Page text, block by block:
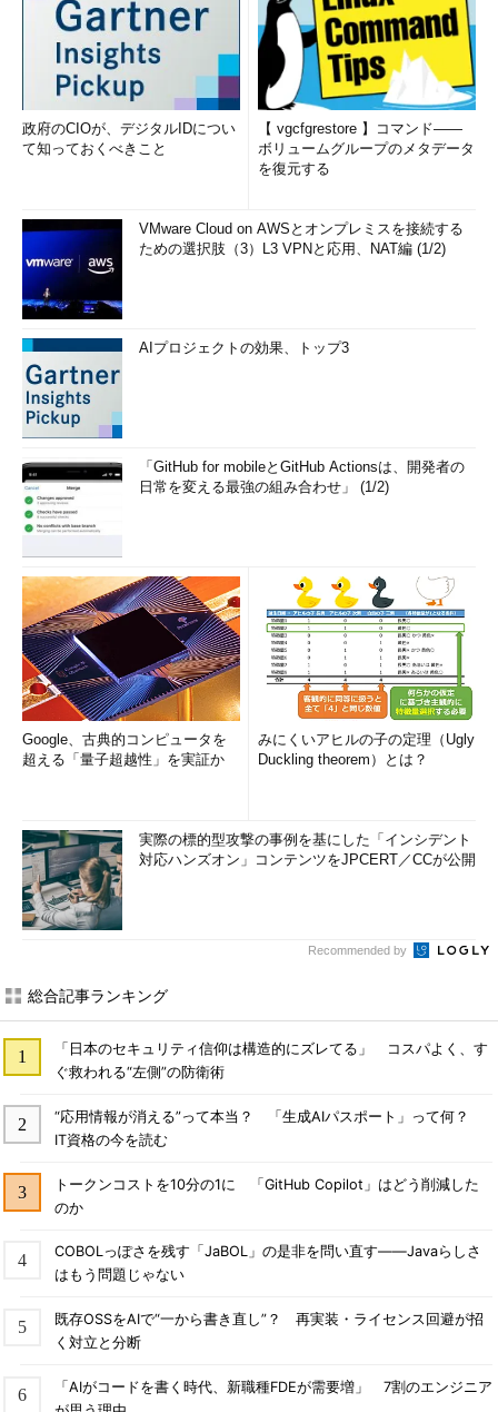
政府のCIOが、デジタルIDについ
て知っておくべきこと
【 vgcfgrestore 】コマンド――
ボリュームグループのメタデータ
を復元する
VMware Cloud on AWSとオンプレミスを接続する
ための選択肢（3）L3 VPNと応用、NAT編 (1/2)
AIプロジェクトの効果、トップ3
「GitHub for mobileとGitHub Actionsは、開発者の
日常を変える最強の組み合わせ」 (1/2)
Google、古典的コンピュータを
超える「量子超越性」を実証か
みにくいアヒルの子の定理（Ugly
Duckling theorem）とは？
実際の標的型攻撃の事例を基にした「インシデント
対応ハンズオン」コンテンツをJPCERT／CCが公開
Recommended by
総合記事ランキング
「日本のセキュリティ信仰は構造的にズレてる」 コスパよく、す
ぐ救われる“左側”の防衛術
“応用情報が消える”って本当？ 「生成AIパスポート」って何？
IT資格の今を読む
トークンコストを10分の1に 「GitHub Copilot」はどう削減した
のか
COBOLっぽさを残す「JaBOL」の是非を問い直す――Javaらしさ
はもう問題じゃない
既存OSSをAIで“一から書き直し”？ 再実装・ライセンス回避が招
く対立と分断
「AIがコードを書く時代、新職種FDEが需要増」 7割のエンジニア